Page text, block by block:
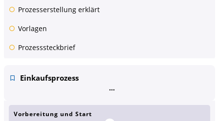
Prozesserstellung erklärt
Vorlagen
Prozesssteckbrief
Einkaufsprozess
Vorbereitung und Start